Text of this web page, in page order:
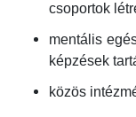
csoportok
mentális
képzések
közös